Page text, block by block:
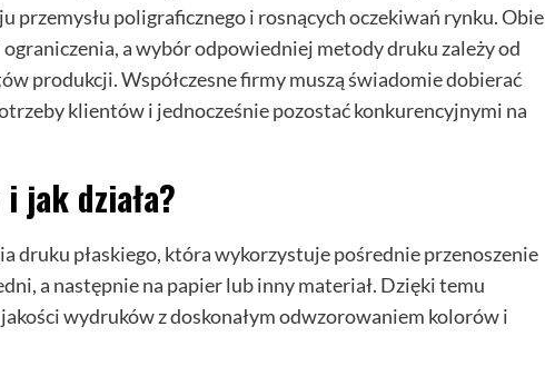
przemysłu poligraficznego i rosnących oczekiwań rynku. Obie
a wybór odpowiedniej metody druku zależy od
produkcji. Współczesne firmy muszą świadomie dobierać
klientów i jednocześnie pozostać konkurencyjnymi na
jak działa?
płaskiego, która wykorzystuje pośrednie przenoszenie
a następnie na papier lub inny materiał. Dzięki temu
wydruków z doskonałym odwzorowaniem kolorów i